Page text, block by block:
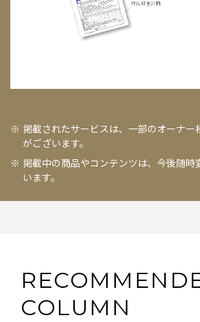
掲載されたサービスは、一部のオーナー
がございます。
掲載中の商品やコンテンツは、今後随時
います。
COLUMN